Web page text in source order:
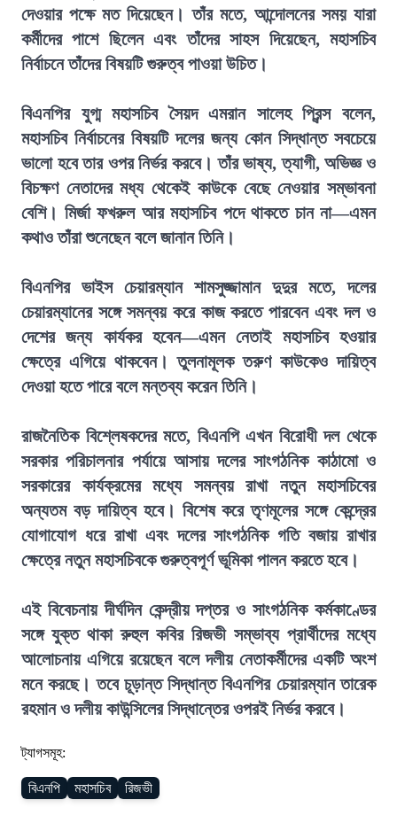
দেওয়ার পক্ষে মত দিয়েছেন। তাঁর মতে, আন্দোলনের সময় যারা
কর্মীদের পাশে ছিলেন এবং তাঁদের সাহস দিয়েছেন, মহাসচিব
নির্বাচনে তাঁদের বিষয়টি গুরুত্ব পাওয়া উচিত।
বিএনপির যুগ্ম মহাসচিব সৈয়দ এমরান সালেহ প্রিন্স বলেন,
মহাসচিব নির্বাচনের বিষয়টি দলের জন্য কোন সিদ্ধান্ত সবচেয়ে
ভালো হবে তার ওপর নির্ভর করবে। তাঁর ভাষ্য, ত্যাগী, অভিজ্ঞ ও
বিচক্ষণ নেতাদের মধ্য থেকেই কাউকে বেছে নেওয়ার সম্ভাবনা
বেশি। মির্জা ফখরুল আর মহাসচিব পদে থাকতে চান না—এমন
কথাও তাঁরা শুনেছেন বলে জানান তিনি।
বিএনপির ভাইস চেয়ারম্যান শামসুজ্জামান দুদুর মতে, দলের
চেয়ারম্যানের সঙ্গে সমন্বয় করে কাজ করতে পারবেন এবং দল ও
দেশের জন্য কার্যকর হবেন—এমন নেতাই মহাসচিব হওয়ার
ক্ষেত্রে এগিয়ে থাকবেন। তুলনামূলক তরুণ কাউকেও দায়িত্ব
দেওয়া হতে পারে বলে মন্তব্য করেন তিনি।
রাজনৈতিক বিশ্লেষকদের মতে, বিএনপি এখন বিরোধী দল থেকে
সরকার পরিচালনার পর্যায়ে আসায় দলের সাংগঠনিক কাঠামো ও
সরকারের কার্যক্রমের মধ্যে সমন্বয় রাখা নতুন মহাসচিবের
অন্যতম বড় দায়িত্ব হবে। বিশেষ করে তৃণমূলের সঙ্গে কেন্দ্রের
যোগাযোগ ধরে রাখা এবং দলের সাংগঠনিক গতি বজায় রাখার
ক্ষেত্রে নতুন মহাসচিবকে গুরুত্বপূর্ণ ভূমিকা পালন করতে হবে।
এই বিবেচনায় দীর্ঘদিন কেন্দ্রীয় দপ্তর ও সাংগঠনিক কর্মকাণ্ডের
সঙ্গে যুক্ত থাকা রুহুল কবির রিজভী সম্ভাব্য প্রার্থীদের মধ্যে
আলোচনায় এগিয়ে রয়েছেন বলে দলীয় নেতাকর্মীদের একটি অংশ
মনে করছে। তবে চূড়ান্ত সিদ্ধান্ত বিএনপির চেয়ারম্যান তারেক
রহমান ও দলীয় কাউন্সিলের সিদ্ধান্তের ওপরই নির্ভর করবে।
ট্যাগসমূহ:
বিএনপি মহাসচিব রিজভী